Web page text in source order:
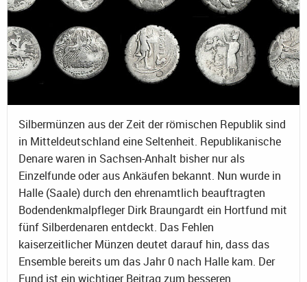
Silbermünzen aus der Zeit der römischen Republik sind
in Mitteldeutschland eine Seltenheit. Republikanische
Denare waren in Sachsen-Anhalt bisher nur als
Einzelfunde oder aus Ankäufen bekannt. Nun wurde in
Halle (Saale) durch den ehrenamtlich beauftragten
Bodendenkmalpfleger Dirk Braungardt ein Hortfund mit
fünf Silberdenaren entdeckt. Das Fehlen
kaiserzeitlicher Münzen deutet darauf hin, dass das
Ensemble bereits um das Jahr 0 nach Halle kam. Der
Fund ist ein wichtiger Beitrag zum besseren